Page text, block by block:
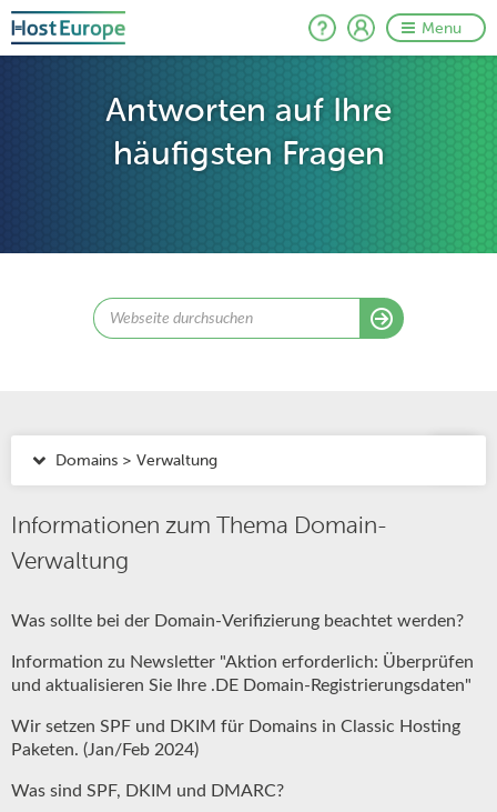
Menu
Antworten auf Ihre
häufigsten Fragen
Domains > Verwaltung
Informationen zum Thema Domain-
Verwaltung
Was sollte bei der Domain-Verifizierung beachtet werden?
Information zu Newsletter "Aktion erforderlich: Überprüfen
und aktualisieren Sie Ihre .DE Domain-Registrierungsdaten"
Wir setzen SPF und DKIM für Domains in Classic Hosting
Paketen. (Jan/Feb 2024)
Was sind SPF, DKIM und DMARC?